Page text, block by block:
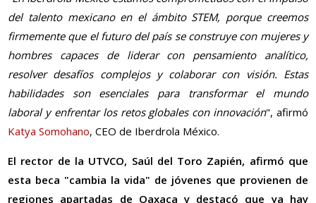
del talento mexicano en el ámbito STEM, porque creemos
firmemente que el futuro del país se construye con mujeres y
hombres capaces de liderar con pensamiento analítico,
resolver desafíos complejos y colaborar con visión. Estas
habilidades son esenciales para transformar el mundo
laboral y enfrentar los retos globales con innovación", afirmó
Katya Somohano, CEO de Iberdrola México.
El rector de la UTVCO, Saúl del Toro Zapién, afirmó que
esta beca "cambia la vida" de jóvenes que provienen de
regiones apartadas de Oaxaca y destacó que ya hay